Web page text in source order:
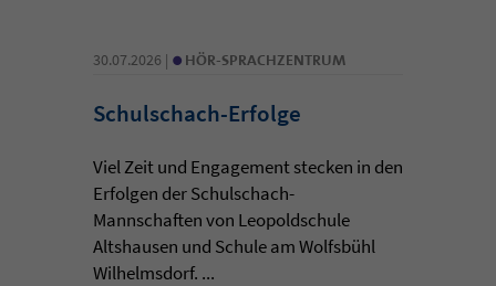
30.07.2026 | • HÖR-SPRACHZENTRUM
Schulschach-Erfolge
Viel Zeit und Engagement stecken in den
Erfolgen der Schulschach-
Mannschaften von Leopoldschule
Altshausen und Schule am Wolfsbühl
Wilhelmsdorf. ...